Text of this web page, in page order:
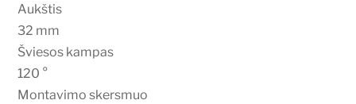
Aukštis
32 mm
Šviesos kampas
120 °
Montavimo skersmuo